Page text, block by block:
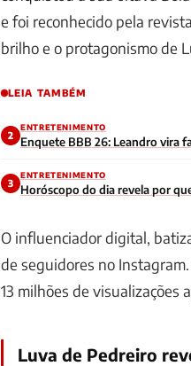
e foi reconhecido pela
brilho e o protagonismo de
LEIA TAMBÉM
2
ENTRETENIMENTO
Enquete BBB 26: Leandro vira
3
ENTRETENIMENTO
Horóscopo do dia revela por
O influenciador digital,
de seguidores no
13 milhões de visualizações
Luva de Pedreiro